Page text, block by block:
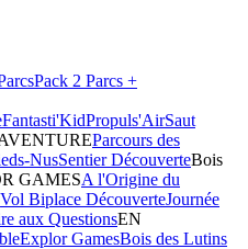
Pack 2 Parcs +
Fantasti'KidPropuls'AirSaut
Parcours des
NusSentier DécouverteBois
GAMESA l'Origine du
Vol Biplace DécouverteJournée
aux QuestionsEN
Explor GamesBois des Lutins